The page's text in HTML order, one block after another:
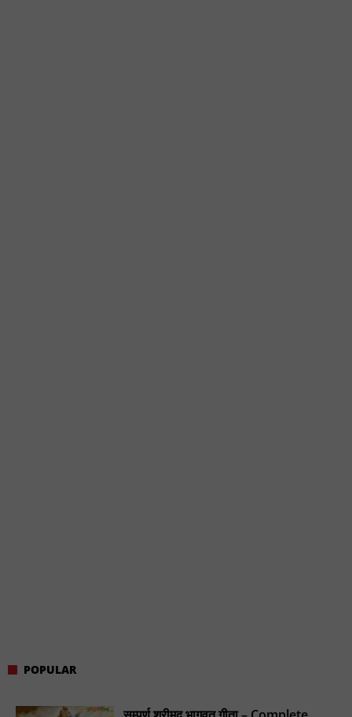
POPULAR